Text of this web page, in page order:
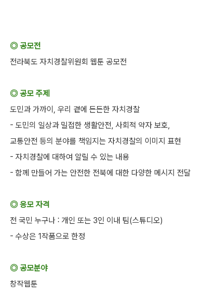
◎ 공모전
전라북도 자치경찰위원회 웹툰 공모전
◎ 공모 주제
도민과 가까이, 우리 곁에 든든한 자치경찰
- 도민의 일상과 밀접한 생활안전, 사회적 약자 보호,
교통안전 등의 분야를 책임지는 자치경찰의 이미지 표현
- 자치경찰에 대하여 알릴 수 있는 내용
- 함께 만들어 가는 안전한 전북에 대한 다양한 메시지 전달
◎ 응모 자격
전 국민 누구나 : 개인 또는 3인 이내 팀(스튜디오)
- 수상은 1작품으로 한정
◎ 공모분야
창작웹툰